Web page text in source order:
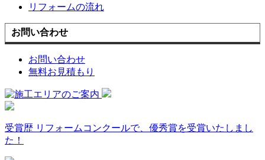
リフォームの流れ
お問い合わせ
お問い合わせ
無料お見積もり
受賞歴 リフォームコンクールで、優秀賞を受賞いたしまし
た！